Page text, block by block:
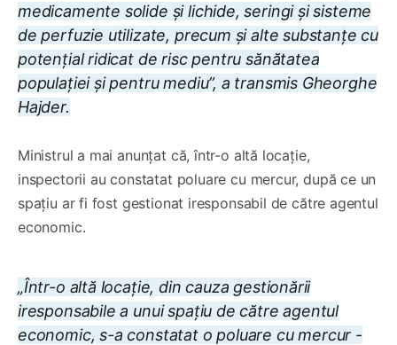
medicamente solide și lichide, seringi și sisteme
de perfuzie utilizate, precum și alte substanțe cu
potențial ridicat de risc pentru sănătatea
populației și pentru mediu”, a transmis Gheorghe
Hajder.
Ministrul a mai anunțat că, într-o altă locație,
inspectorii au constatat poluare cu mercur, după ce un
spațiu ar fi fost gestionat iresponsabil de către agentul
economic.
„Într-o altă locație, din cauza gestionării
iresponsabile a unui spațiu de către agentul
economic, s-a constatat o poluare cu mercur -